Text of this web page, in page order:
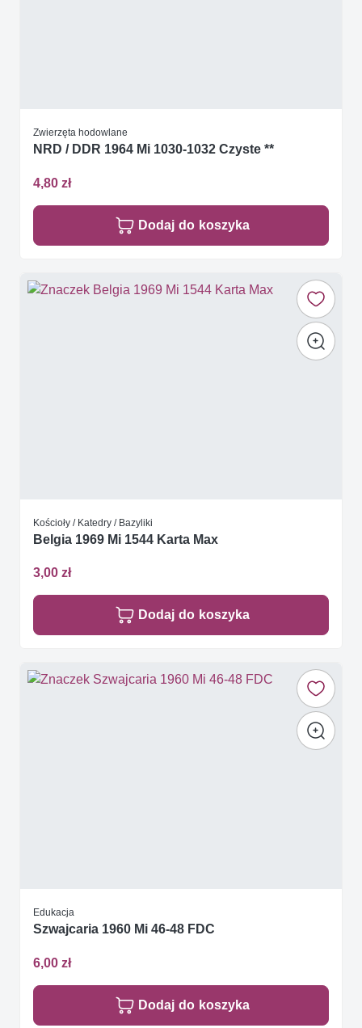
Zwierzęta hodowlane
NRD / DDR 1964 Mi 1030-1032 Czyste **
4,80 zł
Dodaj do koszyka
Kościoły / Katedry / Bazyliki
Belgia 1969 Mi 1544 Karta Max
3,00 zł
Dodaj do koszyka
Edukacja
Szwajcaria 1960 Mi 46-48 FDC
6,00 zł
Dodaj do koszyka